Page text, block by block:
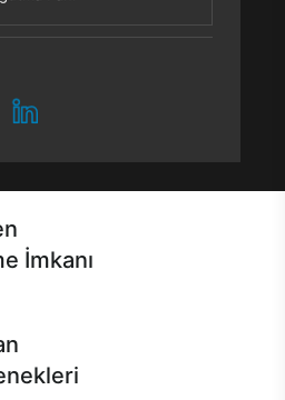
İmkanı